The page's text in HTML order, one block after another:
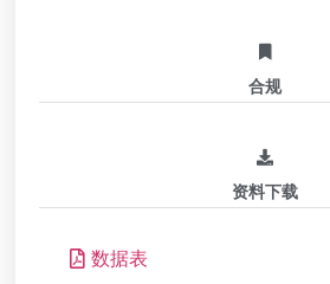
合规
资料下载
数据表